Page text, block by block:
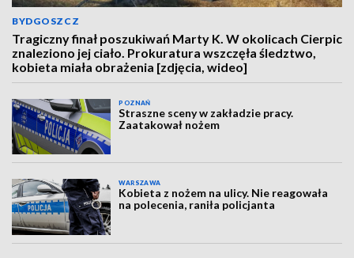
BYDGOSZCZ
Tragiczny finał poszukiwań Marty K. W okolicach Cierpic
znaleziono jej ciało. Prokuratura wszczęła śledztwo,
kobieta miała obrażenia [zdjęcia, wideo]
POZNAŃ
Straszne sceny w zakładzie pracy.
Zaatakował nożem
WARSZAWA
Kobieta z nożem na ulicy. Nie reagowała
na polecenia, raniła policjanta